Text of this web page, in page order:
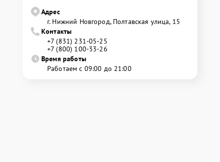
Адрес
г. Нижний Новгород, Полтавская улица, 15
Контакты
+7 (831) 231-05-25
+7 (800) 100-33-26
Время работы
Работаем с 09:00 до 21:00